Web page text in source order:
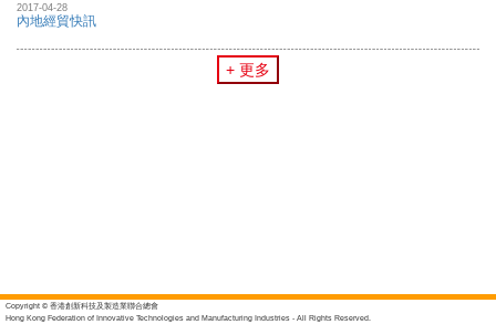
2017-04-28
內地經貿快訊
+ 更多
Copyright © 香港創新科技及製造業聯合總會
Hong Kong Federation of Innovative Technologies and Manufacturing Industries - All Rights Reserved.